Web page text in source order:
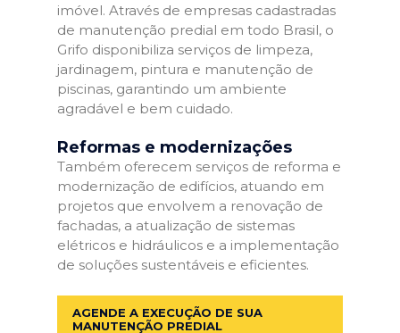
imóvel. Através de empresas cadastradas
de manutenção predial em todo Brasil, o
Grifo disponibiliza serviços de limpeza,
jardinagem, pintura e manutenção de
piscinas, garantindo um ambiente
agradável e bem cuidado.
Reformas e modernizações
Também oferecem serviços de reforma e
modernização de edifícios, atuando em
projetos que envolvem a renovação de
fachadas, a atualização de sistemas
elétricos e hidráulicos e a implementação
de soluções sustentáveis e eficientes.
AGENDE A EXECUÇÃO DE SUA
MANUTENÇÃO PREDIAL